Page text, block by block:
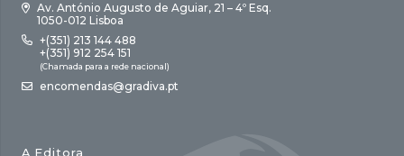
Av. António Augusto de Aguiar, 21 – 4º Esq.
1050-012 Lisboa
+(351) 213 144 488
+(351) 912 254 151
(Chamada para a rede nacional)
encomendas@gradiva.pt
A Editora